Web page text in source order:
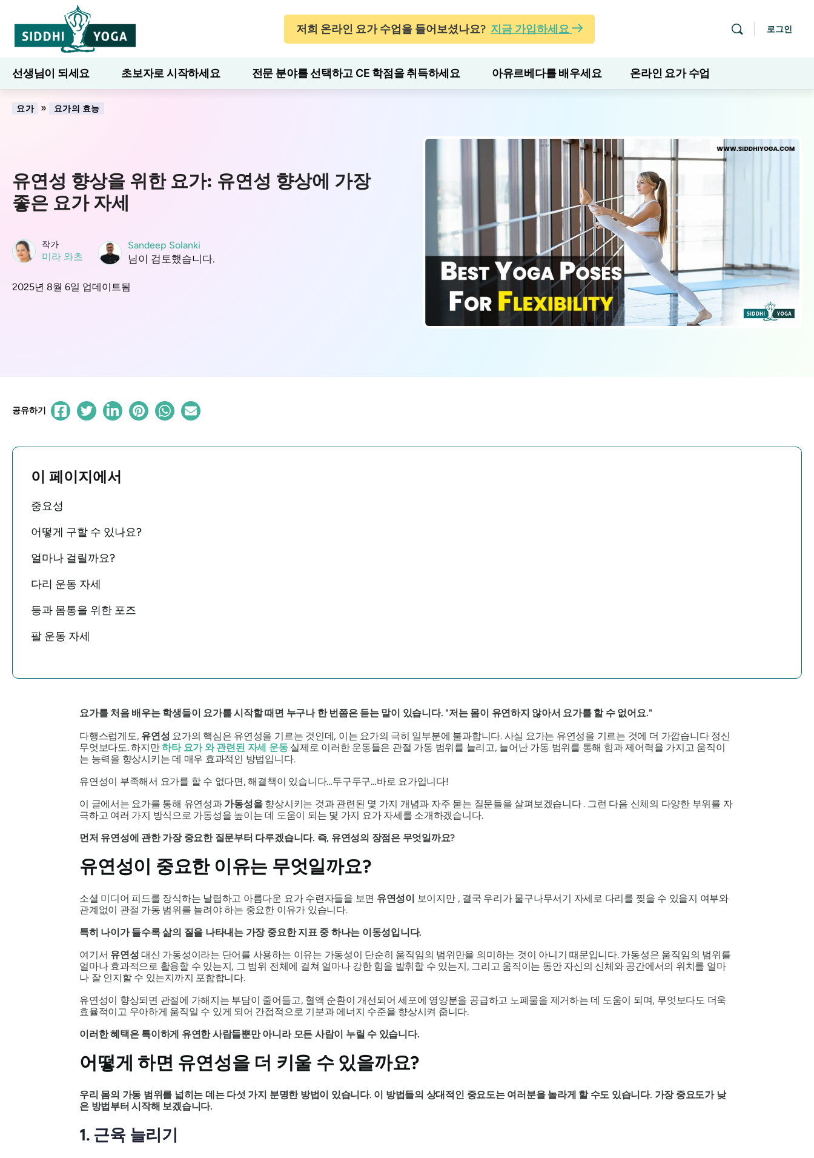
저희 온라인 요가 수업을 들어보셨나요? 지금 가입하세요 로그인
선생님이 되세요 초보자로 시작하세요 전문 분야를 선택하고 CE 학점을 취득하세요 아유르베다를 배우세요 온라인 요가 수업
7일간의 웰니스
요가 » 요가의 효능
유연성 향상을 위한 요가: 유연성 향상에 가장
좋은 요가 자세
작가
미라 와츠
Sandeep Solanki
님이 검토했습니다.
2025년 8월 6일 업데이트됨
공유하기
이 페이지에서
중요성
어떻게 구할 수 있나요?
얼마나 걸릴까요?
다리 운동 자세
등과 몸통을 위한 포즈
팔 운동 자세
요가를 처음 배우는 학생들이 요가를 시작할 때면 누구나 한 번쯤은 듣는 말이 있습니다. "저는 몸이 유연하지 않아서 요가를 할 수 없어요."
다행스럽게도, 유연성 요가의 핵심은 유연성을 기르는 것인데, 이는 요가의 극히 일부분에 불과합니다. 사실 요가는 유연성을 기르는 것에 더 가깝습니다 정신
무엇보다도. 하지만하타 요가와 관련된 자세 운동실제로 이러한 운동들은 관절 가동 범위를 늘리고, 늘어난 가동 범위를 통해 힘과 제어력을 가지고 움직이
는 능력을 향상시키는 데 매우 효과적인 방법입니다.
유연성이 부족해서 요가를 할 수 없다면, 해결책이 있습니다…두구두구…바로 요가입니다!
이 글에서는 요가를 통해 유연성과 가동성을향상시키는 것과 관련된 몇 가지 개념과 자주 묻는 질문들을 살펴보겠습니다 . 그런 다음 신체의 다양한 부위를 자
극하고 여러 가지 방식으로 가동성을 높이는 데 도움이 되는 몇 가지 요가 자세를 소개하겠습니다.
먼저 유연성에 관한 가장 중요한 질문부터 다루겠습니다. 즉, 유연성의 장점은 무엇일까요?
유연성이 중요한 이유는 무엇일까요?
소셜 미디어 피드를 장식하는 날렵하고 아름다운 요가 수련자들을 보면 유연성이 보이지만 , 결국 우리가 물구나무서기 자세로 다리를 찢을 수 있을지 여부와
관계없이 관절 가동 범위를 늘려야 하는 중요한 이유가 있습니다.
특히 나이가 들수록 삶의 질을 나타내는 가장 중요한 지표 중 하나는 이동성입니다.
여기서 유연성 대신 가동성이라는 단어를 사용하는 이유는 가동성이 단순히 움직임의 범위만을 의미하는 것이 아니기 때문입니다. 가동성은 움직임의 범위를
얼마나 효과적으로 활용할 수 있는지, 그 범위 전체에 걸쳐 얼마나 강한 힘을 발휘할 수 있는지, 그리고 움직이는 동안 자신의 신체와 공간에서의 위치를 ​​얼마
나 잘 인지할 수 있는지까지 포함합니다.
유연성이 향상되면 관절에 가해지는 부담이 줄어들고, 혈액 순환이 개선되어 세포에 영양분을 공급하고 노폐물을 제거하는 데 도움이 되며, 무엇보다도 더욱
효율적이고 우아하게 움직일 수 있게 되어 간접적으로 기분과 에너지 수준을 향상시켜 줍니다.
이러한 혜택은 특이하게 유연한 사람들뿐만 아니라 모든 사람이 누릴 수 있습니다.
어떻게 하면 유연성을 더 키울 수 있을까요?
우리 몸의 가동 범위를 넓히는 데는 다섯 가지 분명한 방법이 있습니다. 이 방법들의 상대적인 중요도는 여러분을 놀라게 할 수도 있습니다. 가장 중요도가 낮
은 방법부터 시작해 보겠습니다.
1. 근육 늘리기